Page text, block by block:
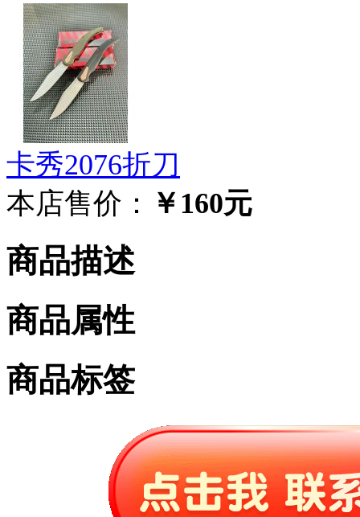
卡秀2076折刀
本店售价： ￥160元
商品描述
商品属性
商品标签